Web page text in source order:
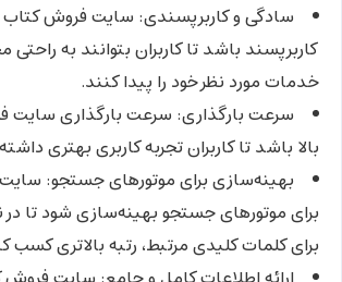
سادگی و کاربرپسندی: سایت فروش کتاب
کاربرپسند باشد تا کاربران بتوانند به
خدمات مورد نظر خود را پیدا کنند.
سرعت بارگذاری: سرعت بارگذاری سایت
بالا باشد تا کاربران تجربه کاربری بهتری
بهینه‌سازی برای موتورهای جستجو:
برای موتورهای جستجو بهینه‌سازی شود تا
برای کلمات کلیدی مرتبط، رتبه بالاتری کسب